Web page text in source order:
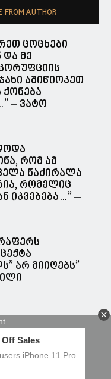
FROM AUTHOR
ცოცხები
მე
ამიწიოკეთ
ქონება
– ვატო
რომ ამ
ნაძირალა
რომელიც
იკვებება…” –
არ მიიღებს”